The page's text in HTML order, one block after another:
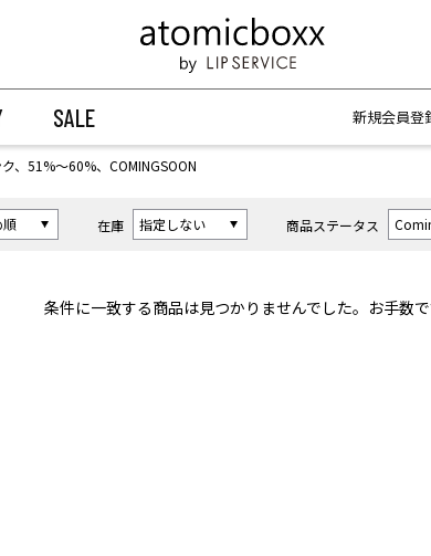
するお知らせ
SALE 新規会員登
ク、51%〜60%、COMINGSOON
在庫 商品ステータス
条件に一致する商品は見つかりませんでした。お手数